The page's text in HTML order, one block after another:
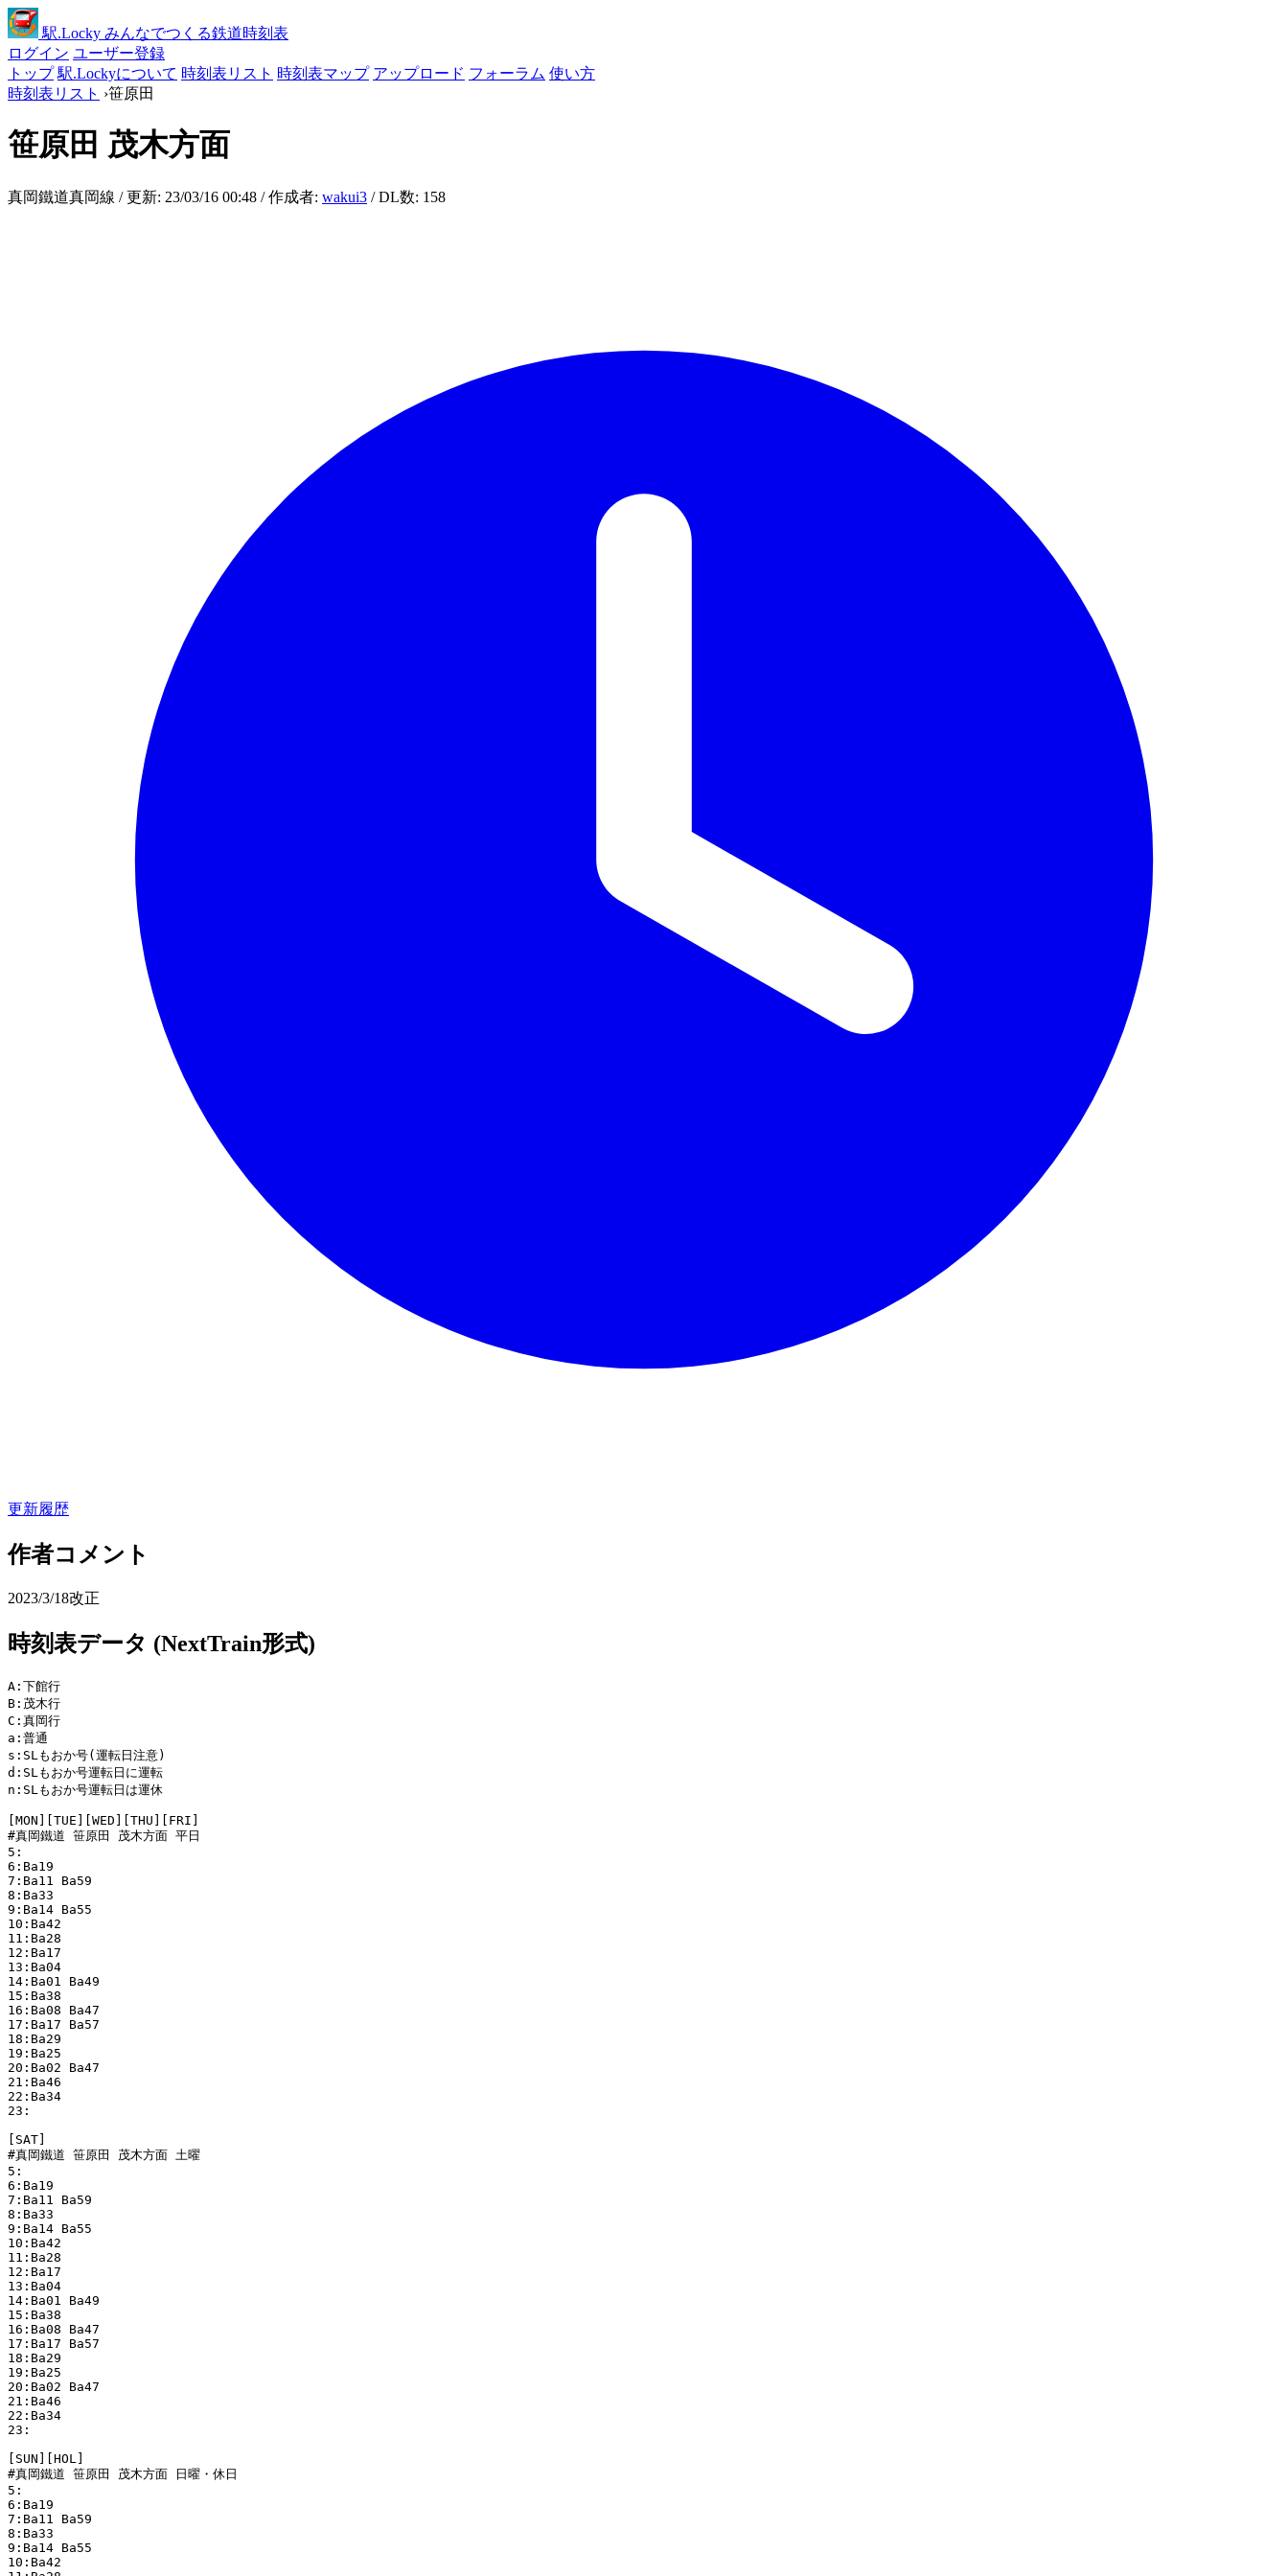
駅.Locky みんなでつくる鉄道時刻表
ログイン ユーザー登録
トップ 駅.Lockyについて 時刻表リスト 時刻表マップ アップロード フォーラム 使い方
時刻表リスト ›笹原田
笹原田 茂木方面
真岡鐵道真岡線 / 更新: 23/03/16 00:48 / 作成者: wakui3 / DL数: 158
更新履歴
作者コメント
2023/3/18改正
時刻表データ (NextTrain形式)
A:下館行
B:茂木行
C:真岡行
a:普通
s:SLもおか号(運転日注意)
d:SLもおか号運転日に運転
n:SLもおか号運転日は運休
[MON][TUE][WED][THU][FRI]
#真岡鐵道 笹原田 茂木方面 平日
5:
6:Ba19
7:Ba11 Ba59
8:Ba33
9:Ba14 Ba55
10:Ba42
11:Ba28
12:Ba17
13:Ba04
14:Ba01 Ba49
15:Ba38
16:Ba08 Ba47
17:Ba17 Ba57
18:Ba29
19:Ba25
20:Ba02 Ba47
21:Ba46
22:Ba34
23:
[SAT]
#真岡鐵道 笹原田 茂木方面 土曜
5:
6:Ba19
7:Ba11 Ba59
8:Ba33
9:Ba14 Ba55
10:Ba42
11:Ba28
12:Ba17
13:Ba04
14:Ba01 Ba49
15:Ba38
16:Ba08 Ba47
17:Ba17 Ba57
18:Ba29
19:Ba25
20:Ba02 Ba47
21:Ba46
22:Ba34
23:
[SUN][HOL]
#真岡鐵道 笹原田 茂木方面 日曜・休日
5:
6:Ba19
7:Ba11 Ba59
8:Ba33
9:Ba14 Ba55
10:Ba42